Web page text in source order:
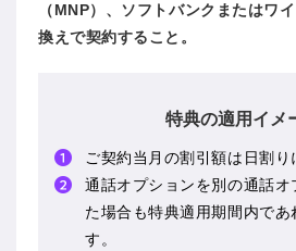
（MNP）、ソフトバンクまたはワ
換えで契約すること。
特典の適用イメ
ご契約当月の割引額は日割り
通話オプションを別の通話オ
た場合も特典適用期間内であ
す。